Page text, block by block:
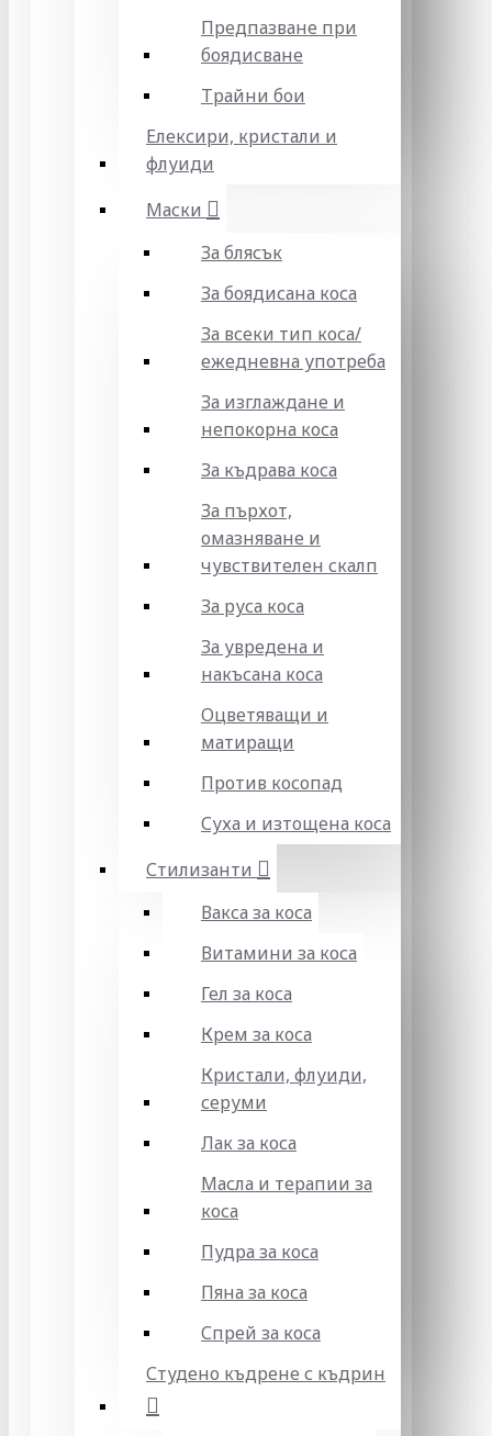
Предпазване при
боядисване
Трайни бои
Елексири, кристали и
флуиди
Маски
За блясък
За боядисана коса
За всеки тип коса/
ежедневна употреба
За изглаждане и
непокорна коса
За къдрава коса
За пърхот,
омазняване и
чувствителен скалп
За руса коса
За увредена и
накъсана коса
Оцветяващи и
матиращи
Против косопад
Суха и изтощена коса
Стилизанти
Вакса за коса
Витамини за коса
Гел за коса
Крем за коса
Кристали, флуиди,
серуми
Лак за коса
Масла и терапии за
коса
Пудра за коса
Пяна за коса
Спрей за коса
Студено къдрене с къдрин